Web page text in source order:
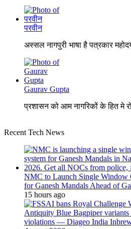
परवीन
अस्सल नागपुरी भाषा है पत्रकार
Gaurav Gupta
प्रशासन को आम नागरिकों के हित मे
Recent Tech News
NMC to Launch Single Window
for Ganesh Mandals Ahead of
15 hours ago